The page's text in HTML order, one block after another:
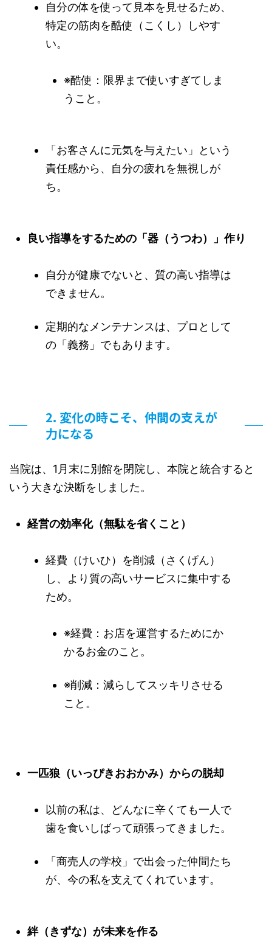
自分の体を使って見本を見せるため、
特定の筋肉を酷使（こくし）しやす
い。
※酷使：限界まで使いすぎてしま
うこと。
「お客さんに元気を与えたい」という
責任感から、自分の疲れを無視しが
ち。
良い指導をするための「器（うつわ）」作り
自分が健康でないと、質の高い指導は
できません。
定期的なメンテナンスは、プロとして
の「義務」でもあります。
2. 変化の時こそ、仲間の支えが
力になる
当院は、1月末に別館を閉院し、本院と統合すると
いう大きな決断をしました。
経営の効率化（無駄を省くこと）
経費（けいひ）を削減（さくげん）
し、より質の高いサービスに集中する
ため。
※経費：お店を運営するためにか
かるお金のこと。
※削減：減らしてスッキリさせる
こと。
一匹狼（いっぴきおおかみ）からの脱却
以前の私は、どんなに辛くても一人で
歯を食いしばって頑張ってきました。
「商売人の学校」で出会った仲間たち
が、今の私を支えてくれています。
絆（きずな）が未来を作る